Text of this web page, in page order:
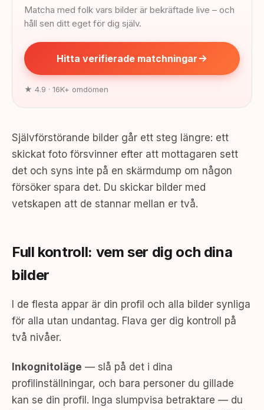
Matcha med folk vars bilder är bekräftade live – och
håll sen ditt eget för dig själv.
Hitta verifierade matchningar
★ 4.9 · 16K+ omdömen
Självförstörande bilder går ett steg längre: ett
skickat foto försvinner efter att mottagaren sett
det och syns inte på en skärmdump om någon
försöker spara det. Du skickar bilder med
vetskapen att de stannar mellan er två.
Full kontroll: vem ser dig och dina
bilder
I de flesta appar är din profil och alla bilder synliga
för alla utan undantag. Flava ger dig kontroll på
två nivåer.
Inkognitoläge — slå på det i dina
profilinställningar, och bara personer du gillade
kan se din profil. Inga slumpvisa betraktare — du